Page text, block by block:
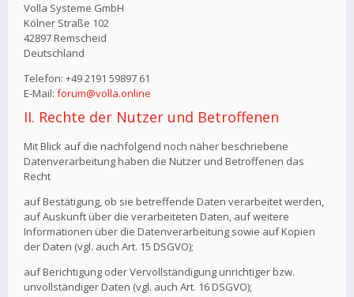
Volla Systeme GmbH
Kölner Straße 102
42897 Remscheid
Deutschland
Telefon: +49 2191 59897 61
E-Mail: forum@volla.online
II. Rechte der Nutzer und Betroffenen
Mit Blick auf die nachfolgend noch näher beschriebene
Datenverarbeitung haben die Nutzer und Betroffenen das
Recht
auf Bestätigung, ob sie betreffende Daten verarbeitet werden,
auf Auskunft über die verarbeiteten Daten, auf weitere
Informationen über die Datenverarbeitung sowie auf Kopien
der Daten (vgl. auch Art. 15 DSGVO);
auf Berichtigung oder Vervollständigung unrichtiger bzw.
unvollständiger Daten (vgl. auch Art. 16 DSGVO);